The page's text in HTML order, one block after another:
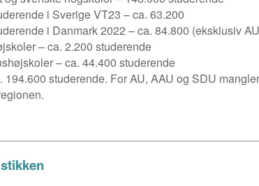
i Sverige VT23 – ca. 63.200
i Danmark 2022 – ca. 84.800 (eksklusiv
– ca. 2.200 studerende
– ca. 44.400 studerende
194.600 studerende. For AU, AAU og SDU